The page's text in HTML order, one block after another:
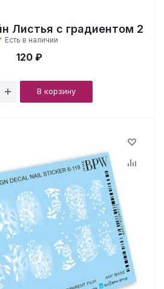
Листья с градиентом 2
Есть в наличии
120 ₽
В корзину